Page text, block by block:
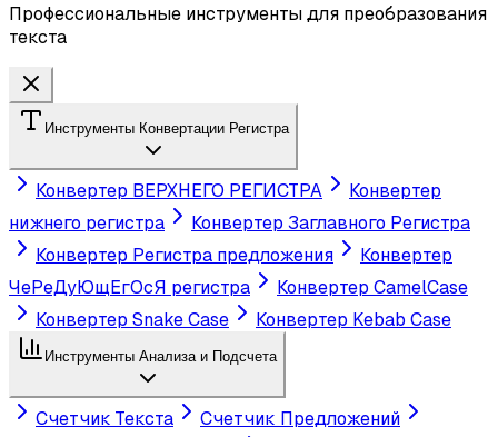
Профессиональные инструменты для преобразования
текста
Инструменты Конвертации Регистра
Конвертер ВЕРХНЕГО РЕГИСТРА
Конвертер
нижнего регистра
Конвертер Заглавного Регистра
Конвертер Регистра предложения
Конвертер
ЧеРеДуЮщЕгОсЯ регистра
Конвертер CamelCase
Конвертер Snake Case
Конвертер Kebab Case
Инструменты Анализа и Подсчета
Счетчик Текста
Счетчик Предложений